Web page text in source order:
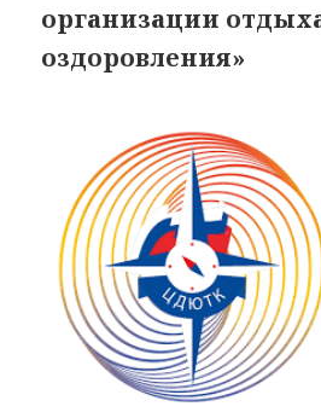
организации
оздоровления»